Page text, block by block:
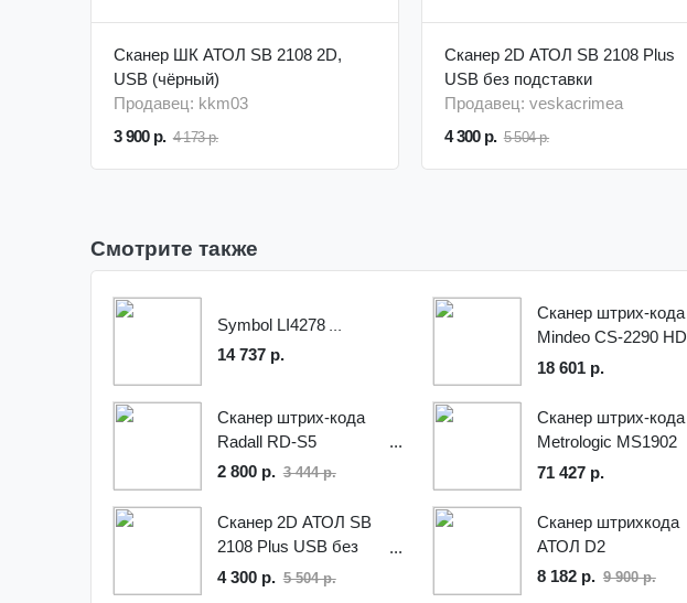
Сканер ШК АТОЛ SB 2108 2D,
USB (чёрный)
Продавец: kkm03
3 900 р. 4 173 р.
Сканер 2D АТОЛ SB 2108 Plus
USB без подставки
Продавец: veskacrimea
4 300 р. 5 504 р.
Смотрите также
Symbol LI4278
14 737 р.
Сканер штрих-кода
Mindeo CS-2290 HD
(ручной, 2D имидж,
зарядно-
коммуникационная
18 601 р.
Сканер штрих-кода
Radall RD-S5
2 800 р. 3 444 р.
Сканер штрих-кода
Metrologic MS1902
Xenon 2D BT USB,
характеристики и
свойства
71 427 р.
Сканер 2D АТОЛ SB
2108 Plus USB без
подставки
4 300 р. 5 504 р.
Сканер штрихкода
АТОЛ D2
8 182 р. 9 900 р.